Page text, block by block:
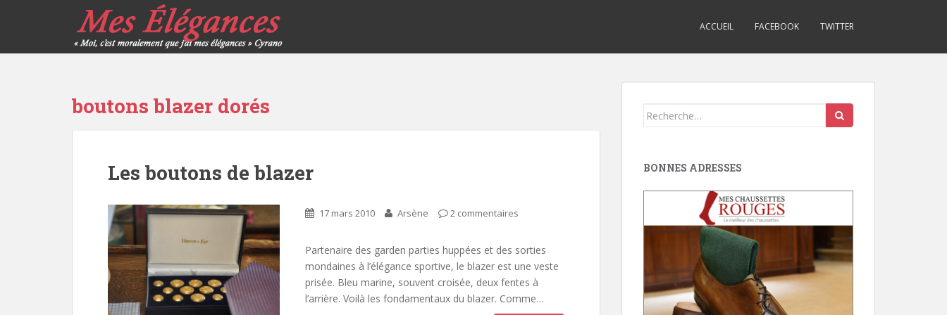
ACCUEIL FACEBOOK TWITTER
boutons blazer dorés
Les boutons de blazer
17 mars 2010 Arsène 2 commentaires
Partenaire des garden parties huppées et des sorties
mondaines à l’élégance sportive, le blazer est une veste
prisée. Bleu marine, souvent croisée, deux fentes à
l’arrière. Voilà les fondamentaux du blazer. Comme…
Search
BONNES ADRESSES